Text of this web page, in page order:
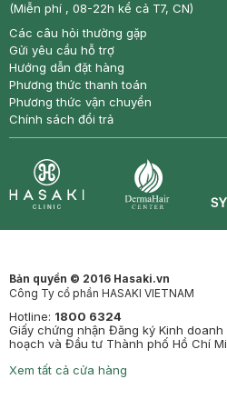
(Miễn phí , 08-22h kể cả T7, CN)
Các câu hỏi thường gặp
Gửi yêu cầu hỗ trợ
Hướng dẫn đặt hàng
Phương thức thanh toán
Phương thức vận chuyển
Chính sách đổi trả
Bản quyền © 2016 Hasaki.vn
Công Ty cổ phần HASAKI VIETNAM
Hotline: 1800 6324
Giấy chứng nhận Đăng ký Kinh doanh
hoạch và Đầu tư Thành phố Hồ Chí
Xem tất cả cửa hàng